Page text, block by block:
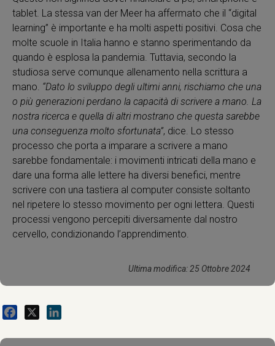
Ultima modifica: 25 Ottobre 2024
tablet. La stessa van der Meer ha affermato che il “digital
learning” è importante e ha molti aspetti positivi. Cosa che
molte scuole in Italia hanno e stanno sperimentando da
quando è esplosa la pandemia. Tuttavia, secondo la
studiosa serve comunque allenamento nella scrittura a
mano. “Dato lo sviluppo degli ultimi anni, rischiamo che una
o più generazioni perdano la capacità di scrivere a mano. La
nostra ricerca e quella di altri mostrano che questa sarebbe
una conseguenza molto sfortunata”, dice. Lo stesso
processo che porta a imparare a scrivere a mano
sarebbe fondamentale: i movimenti intricati della mano e
dare una forma alle lettere ha diversi benefici, mentre
scrivere con una tastiera al computer consiste soltanto
nel ripetere lo stesso movimento per ogni lettera. Questi
processi vengono percepiti diversamente dal nostro
cervello, condizionando l’apprendimento.